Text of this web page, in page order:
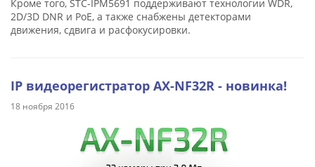
Кроме того, STC-IPM5691 поддерживают технологии WDR,
2D/3D DNR и PoE, а также снабжены детекторами
движения, сдвига и расфокусировки.
IP видеорегистратор AX-NF32R - новинка!
18 ноября 2016